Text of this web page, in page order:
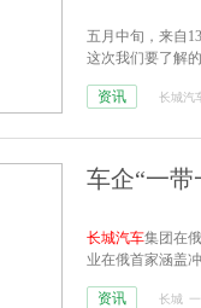
五月中旬，来自
这次我们要了解
资讯 长城汽
车企“一
长城汽车集团在
业在俄首家涵盖
资讯 长城